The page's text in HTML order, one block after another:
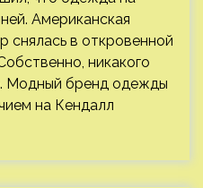
Американская
в откровенной
никакого
Модный бренд одежды
на Кендалл